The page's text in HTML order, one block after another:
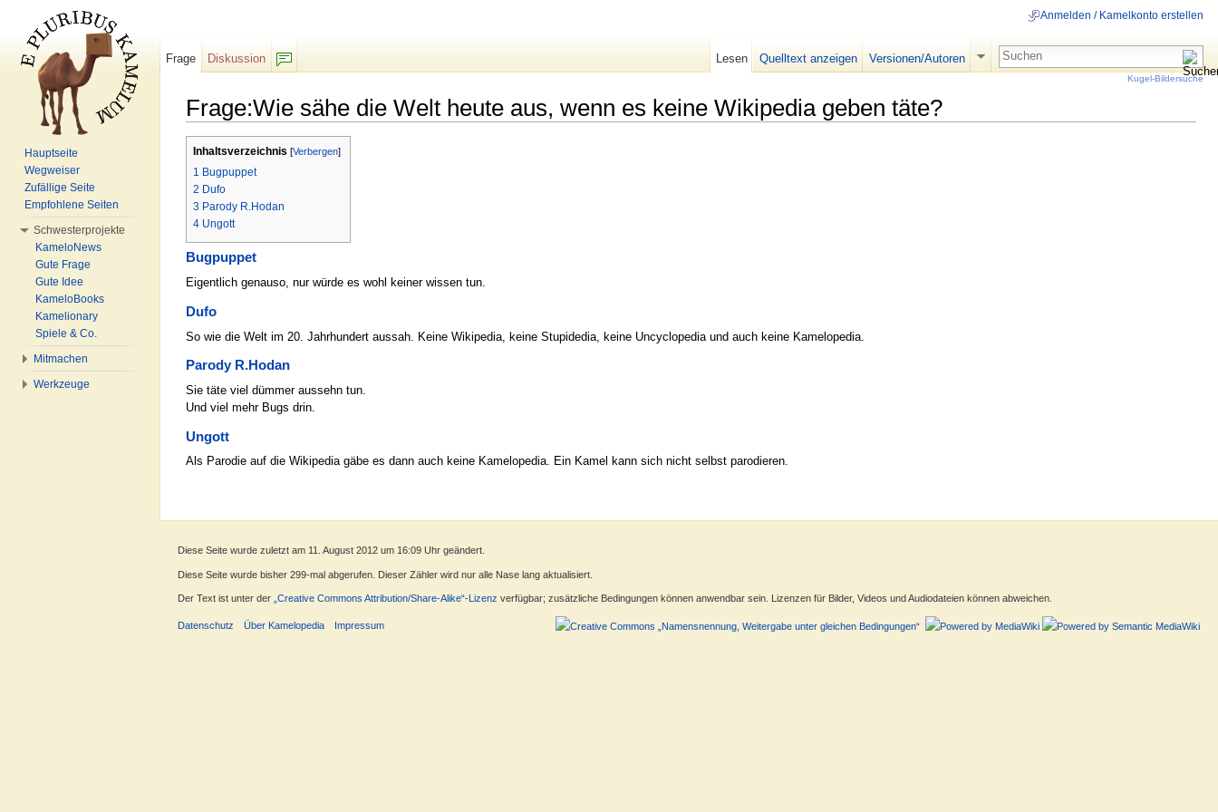
Frage:Wie sähe die Welt heute aus, wenn es keine Wikipedia geben täte?
Inhaltsverzeichnis [Verbergen]
1 Bugpuppet
2 Dufo
3 Parody R.Hodan
4 Ungott
Bugpuppet
Eigentlich genauso, nur würde es wohl keiner wissen tun.
Dufo
So wie die Welt im 20. Jahrhundert aussah. Keine Wikipedia, keine Stupidedia, keine Uncyclopedia und auch keine Kamelopedia.
Parody R.Hodan
Sie täte viel dümmer aussehn tun.
Und viel mehr Bugs drin.
Ungott
Als Parodie auf die Wikipedia gäbe es dann auch keine Kamelopedia. Ein Kamel kann sich nicht selbst parodieren.
Anmelden / Kamelkonto erstellen
Frage
Diskussion
Lesen Quelltext anzeigen Versionen/Autoren
Kugel-Bildersuche
Hauptseite
Wegweiser
Zufällige Seite
Empfohlene Seiten
Schwesterprojekte
KameloNews
Gute Frage
Gute Idee
KameloBooks
Kamelionary
Spiele & Co.
Mitmachen
Werkzeuge
Diese Seite wurde zuletzt am 11. August 2012 um 16:09 Uhr geändert.
Diese Seite wurde bisher 299-mal abgerufen. Dieser Zähler wird nur alle Nase lang aktualisiert.
Der Text ist unter der „Creative Commons Attribution/Share-Alike“-Lizenz verfügbar; zusätzliche Bedingungen können anwendbar sein. Lizenzen für Bilder, Videos und Audiodateien können abweichen.
Datenschutz Über Kamelopedia Impressum